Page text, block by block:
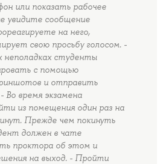
или показать рабочее
увидите сообщение
на него,
свою просьбу голосом. -
неполадках студенты
с помощью
и отправить
Во время экзамена
из помещения один раз на
Прежде чем покинуть
должен в чате
проктора об этом и
на выход. - Пройти